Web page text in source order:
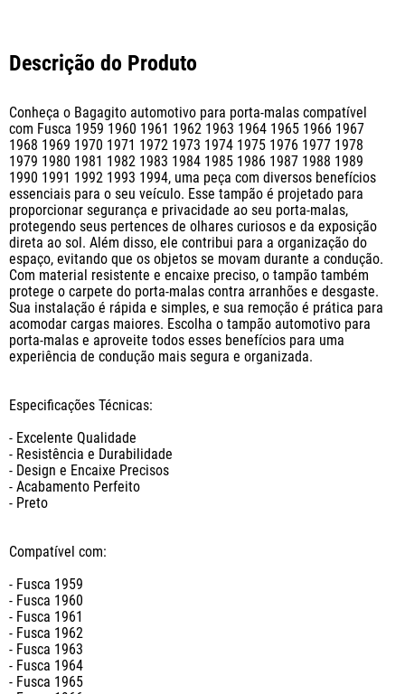
Descrição do Produto
Conheça o Bagagito automotivo para porta-malas compatível
com Fusca 1959 1960 1961 1962 1963 1964 1965 1966 1967
1968 1969 1970 1971 1972 1973 1974 1975 1976 1977 1978
1979 1980 1981 1982 1983 1984 1985 1986 1987 1988 1989
1990 1991 1992 1993 1994, uma peça com diversos benefícios
essenciais para o seu veículo. Esse tampão é projetado para
proporcionar segurança e privacidade ao seu porta-malas,
protegendo seus pertences de olhares curiosos e da exposição
direta ao sol. Além disso, ele contribui para a organização do
espaço, evitando que os objetos se movam durante a condução.
Com material resistente e encaixe preciso, o tampão também
protege o carpete do porta-malas contra arranhões e desgaste.
Sua instalação é rápida e simples, e sua remoção é prática para
acomodar cargas maiores. Escolha o tampão automotivo para
porta-malas e aproveite todos esses benefícios para uma
experiência de condução mais segura e organizada.
Especificações Técnicas:
- Excelente Qualidade
- Resistência e Durabilidade
- Design e Encaixe Precisos
- Acabamento Perfeito
- Preto
Compatível com:
- Fusca 1959
- Fusca 1960
- Fusca 1961
- Fusca 1962
- Fusca 1963
- Fusca 1964
- Fusca 1965